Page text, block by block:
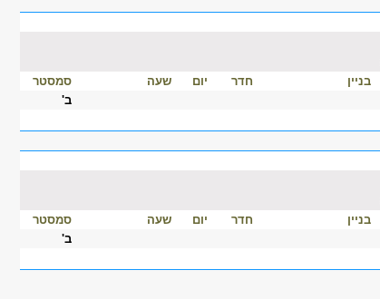
בניין חדר יום שעה
סמסטר
ב'
בניין חדר יום שעה
סמסטר
ב'